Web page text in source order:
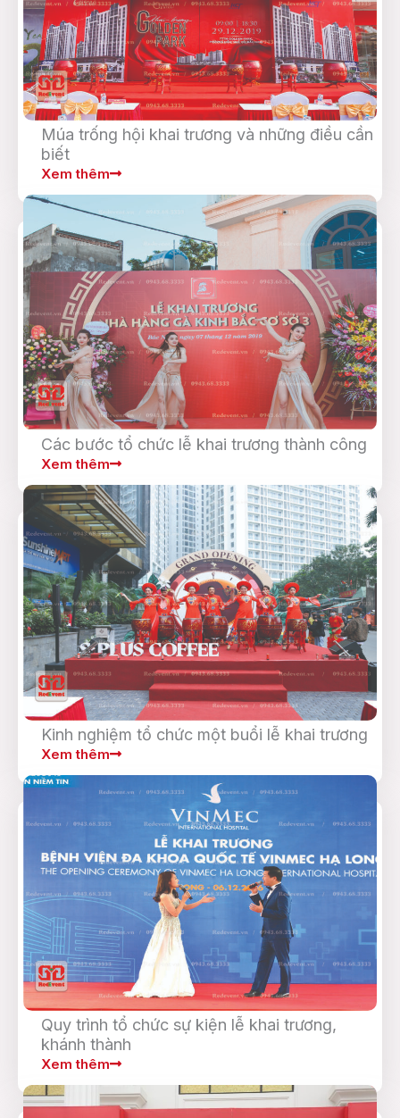
Múa trống hội khai trương và những điều cần
biết
Xem thêm
Các bước tổ chức lễ khai trương thành công
Xem thêm
Kinh nghiệm tổ chức một buổi lễ khai trương
Xem thêm
Quy trình tổ chức sự kiện lễ khai trương,
khánh thành
Xem thêm